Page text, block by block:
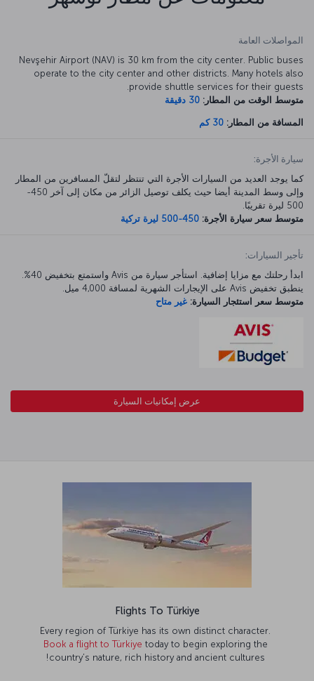
المواصلات العامة
Nevşehir Airport (NAV) is 30 km from the city center. Public buses
operate to the city center and other districts. Many hotels also
provide shuttle services for their guests.
متوسط الوقت من المطار: 30 دقيقة
المسافة من المطار: 30 كم
سيارة الأجرة:
كما يوجد العديد من السيارات الأجرة التي تنتظر لتقلّ المسافرين من المطار
وإلى وسط المدينة أيضا حيث يكلف توصيل الزائر من مكان إلى آخر 450-
500 ليرة تقريبًا.
متوسط سعر سيارة الأجرة: 450-500 ليرة تركية
تأجير السيارات:
ابدأ رحلتك مع مزايا إضافية. استأجر سيارة من Avis واستمتع بتخفيض 40%.
ينطبق تخفيض Avis على الإيجارات الشهرية لمسافة 4,000 ميل.
متوسط سعر استئجار السيارة: غير متاح
عرض إمكانيات السيارة
Flights To Türkiye
Every region of Türkiye has its own distinct character.
Book a flight to Türkiye today to begin exploring the
country’s nature, rich history and ancient cultures!